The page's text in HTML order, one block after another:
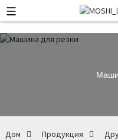
Дом Продукция